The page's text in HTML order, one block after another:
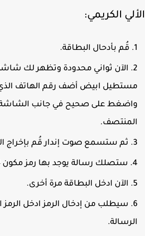
الكريمي:
قُم بأدحال البطاقة.
الآن ثواني محدودة وتظهر لك شاشة
ابيض أضف رقم الهاتف الذي
على صحيح في جانب الشاشة
ثم ستسمع صوت إندار قُم بإخراج
ستصلك رسالة يوجد بها رمز مكون 4 أرقام.
الآن ادخل البطاقة مرة أخرى.
سيطلب من إدخال الرمز ادخل الرمز